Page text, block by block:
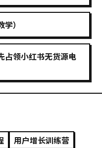
）
占领小红书无货源电
用户增长训练营